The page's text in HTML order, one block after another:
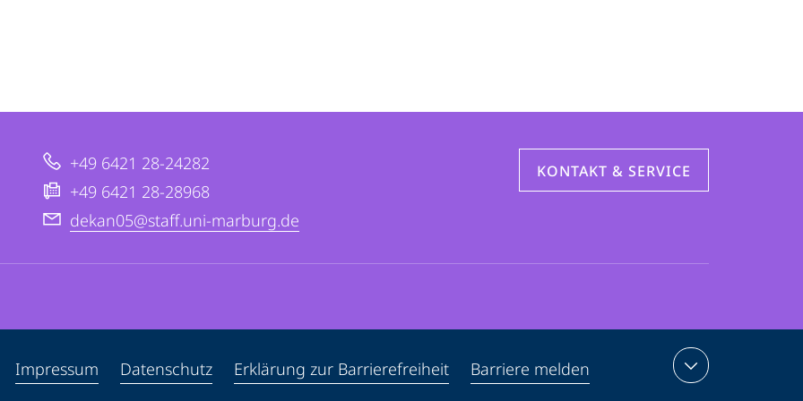
+49 6421 28-24282
+49 6421 28-28968
dekan05@staff.uni-marburg.de
KONTAKT & SERVICE
Impressum Datenschutz Erklärung zur Barrierefreiheit Barriere melden